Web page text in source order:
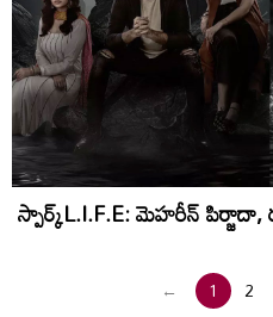
స్పార్క్L.I.F.E: మెహ‌రీన్ పిర్జాదా,
← 1 2